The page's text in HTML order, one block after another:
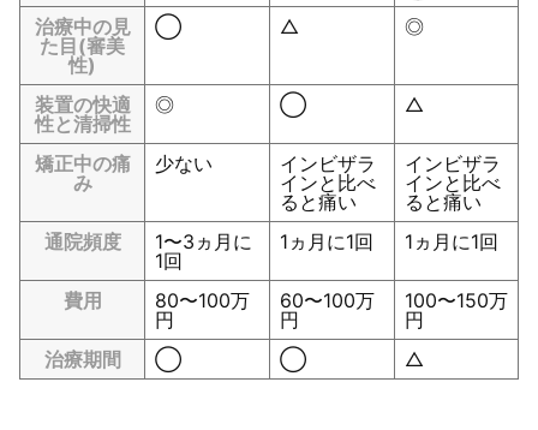
治療中の見
た目(審美
性)
◯ △ ◎
装置の快適
性と清掃性
◎ ◯ △
矯正中の痛
み
少ない
インビザラ
インと比べ
ると痛い
インビザラ
インと比べ
ると痛い
通院頻度
1〜3ヵ月に
1回
1ヵ月に1回 1ヵ月に1回
費用
80〜100万
円
60〜100万
円
100〜150万
円
治療期間
◯ ◯ △